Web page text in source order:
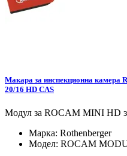
Макара за инспекционна камера
20/16 HD CAS
Модул за ROCAM MINI HD
Марка: Rothenberger
Модел: ROCAM